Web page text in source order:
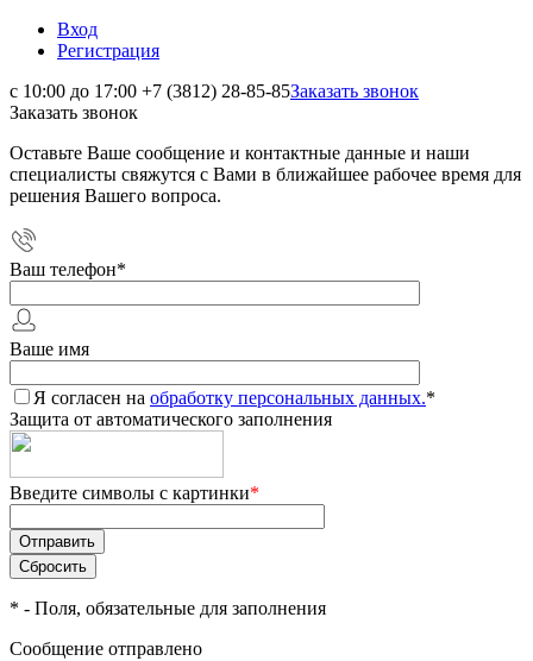
Вход
Регистрация
с 10:00 до 17:00 +7 (3812) 28-85-85Заказать звонок
Заказать звонок
Оставьте Ваше сообщение и контактные данные и наши
специалисты свяжутся с Вами в ближайшее рабочее время для
решения Вашего вопроса.
Ваш телефон*
Ваше имя
Я согласен на обработку персональных данных.*
Защита от автоматического заполнения
Введите символы с картинки*
* - Поля, обязательные для заполнения
Сообщение отправлено